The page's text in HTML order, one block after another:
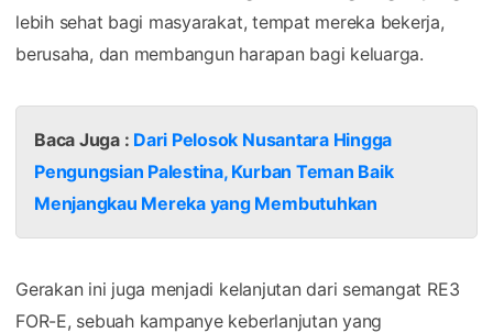
lebih sehat bagi masyarakat, tempat mereka bekerja,
berusaha, dan membangun harapan bagi keluarga.
Baca Juga : Dari Pelosok Nusantara Hingga
Pengungsian Palestina, Kurban Teman Baik
Menjangkau Mereka yang Membutuhkan
Gerakan ini juga menjadi kelanjutan dari semangat RE3
FOR-E, sebuah kampanye keberlanjutan yang